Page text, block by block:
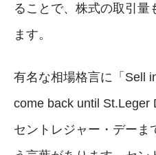
ることで、株式の取引量
ます。
有名な相場格言に「Sell
come back until St.Leger
セントレジャー・デーま